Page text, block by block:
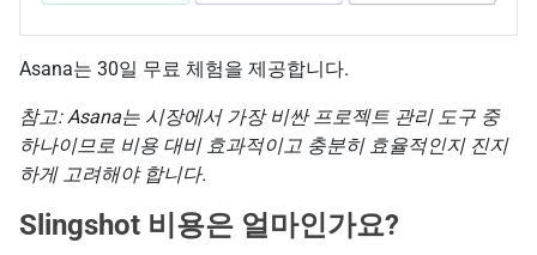
Asana는 30일 무료 체험을 제공합니다.
참고: Asana는 시장에서 가장 비싼 프로젝트 관리 도구 중
하나이므로 비용 대비 효과적이고 충분히 효율적인지 진지
하게 고려해야 합니다.
Slingshot 비용은 얼마인가요?